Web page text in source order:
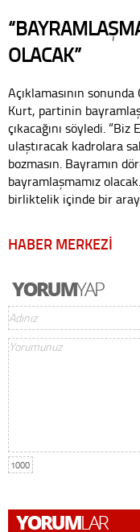
OLACAK”
Açıklamasının
Kurt, partinin
çıkacağını söyledi.
ulaştıracak kadrolara
bozmasın. Bayramın
bayramlaşmamız
birliktelik içinde bir
HABER MERKEZİ
1000